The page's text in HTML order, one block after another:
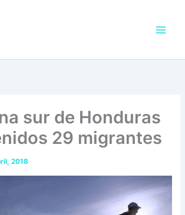
sur de Honduras
29 migrantes
2018